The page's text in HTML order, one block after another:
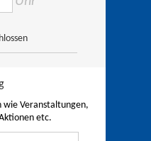
Veranstaltungen,
etc.